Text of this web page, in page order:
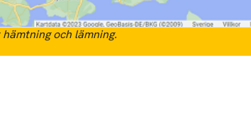
och lämning.